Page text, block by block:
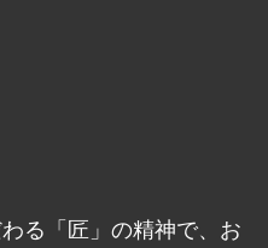
る「匠」の精神で、お